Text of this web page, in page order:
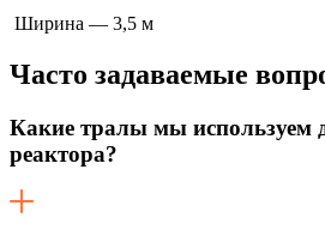
Ширина — 3,5 м
Часто задаваемые
Какие тралы мы используем
реактора?